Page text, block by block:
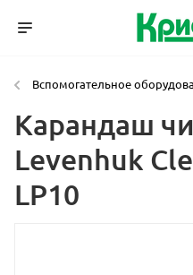
Вспомогательное
Карандаш
Levenhuk
LP10